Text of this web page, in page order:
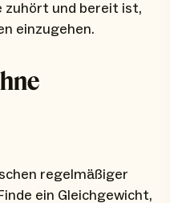
zuhört und bereit ist,
einzugehen.
regelmäßiger
ein Gleichgewicht,